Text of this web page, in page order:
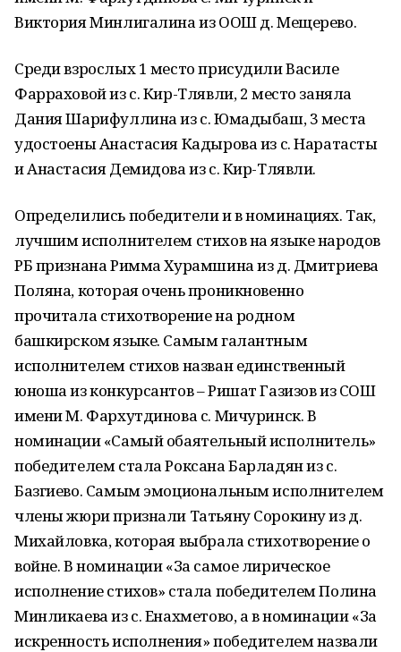
Виктория Минлигалина из ООШ д. Мещерево.
Среди взрослых 1 место присудили Василе
Фарраховой из с. Кир-Тлявли, 2 место заняла
Дания Шарифуллина из с. Юмадыбаш, 3 места
удостоены Анастасия Кадырова из с. Наратасты
и Анастасия Демидова из с. Кир-Тлявли.
Определились победители и в номинациях. Так,
лучшим исполнителем стихов на языке народов
РБ признана Римма Хурамшина из д. Дмитриева
Поляна, которая очень проникновенно
прочитала стихотворение на родном
башкирском языке. Самым галантным
исполнителем стихов назван единственный
юноша из конкурсантов – Ришат Газизов из СОШ
имени М. Фархутдинова с. Мичуринск. В
номинации «Самый обаятельный исполнитель»
победителем стала Роксана Барладян из с.
Базгиево. Самым эмоциональным исполнителем
члены жюри признали Татьяну Сорокину из д.
Михайловка, которая выбрала стихотворение о
войне. В номинации «За самое лирическое
исполнение стихов» стала победителем Полина
Минликаева из с. Енахметово, а в номинации «За
искренность исполнения» победителем назвали